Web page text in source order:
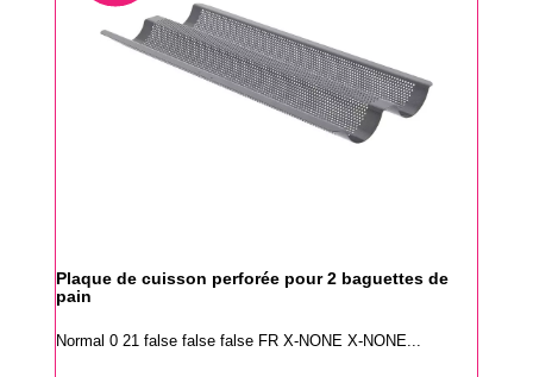
Plaque de cuisson perforée pour 2 baguettes de
pain
Normal 0 21 false false false FR X-NONE X-NONE...